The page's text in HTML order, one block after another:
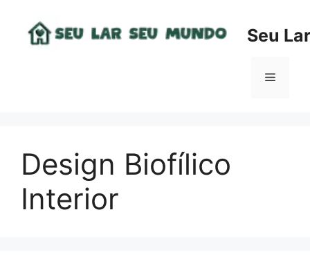
Seu
Menu
Design Biofílico
Interior